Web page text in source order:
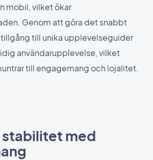
mobil, vilket ökar
Genom att göra det snabbt
till unika upplevelseguider
användarupplevelse, vilket
till engagemang och lojalitet.
stabilitet med